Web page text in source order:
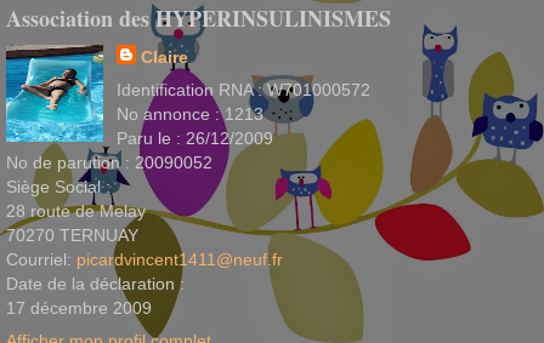
Association des HYPERINSULINISMES
Claire
Identification RNA : W701000572
No annonce : 1213
Paru le : 26/12/2009
No de parution : 20090052
Siège Social :
28 route de Melay
70270 TERNUAY
Courriel: picardvincent1411@neuf.fr
Date de la déclaration :
17 décembre 2009